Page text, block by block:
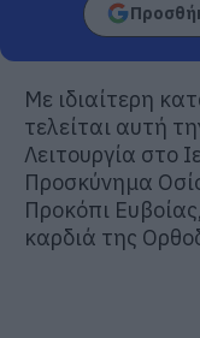
Με ιδιαίτερη
τελείται αυτή
Λειτουργία στο
Προσκύνημα
Προκόπι
καρδιά της